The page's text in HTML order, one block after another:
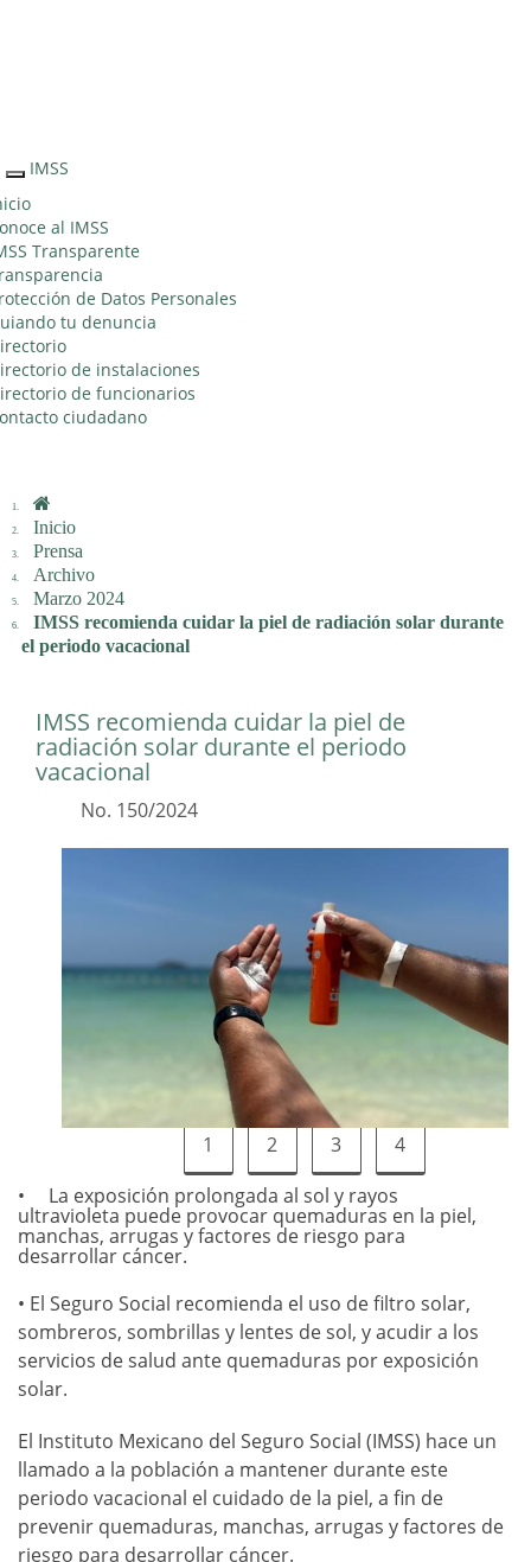
Interruptor
de
Navegación
IMSS
al IMSS
Transparente
de Datos Personales
tu denuncia
de instalaciones
de funcionarios
ciudadano
Inicio
Prensa
Archivo
Marzo 2024
IMSS recomienda cuidar la piel de radiación solar durante
el periodo vacacional
IMSS recomienda cuidar la piel de
radiación solar durante el periodo
vacacional
No. 150/2024
1 2 3
4
La exposición prolongada al sol y rayos
ultravioleta puede provocar quemaduras en la piel,
manchas, arrugas y factores de riesgo para
desarrollar cáncer.
• El Seguro Social recomienda el uso de filtro solar,
sombreros, sombrillas y lentes de sol, y acudir a los
servicios de salud ante quemaduras por exposición
solar.
El Instituto Mexicano del Seguro Social (IMSS) hace un
llamado a la población a mantener durante este
periodo vacacional el cuidado de la piel, a fin de
prevenir quemaduras, manchas, arrugas y factores de
riesgo para desarrollar cáncer.